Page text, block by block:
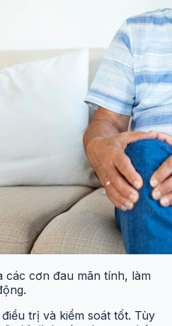
các cơn đau mãn tính, làm
trị và kiểm soát tốt. Tùy